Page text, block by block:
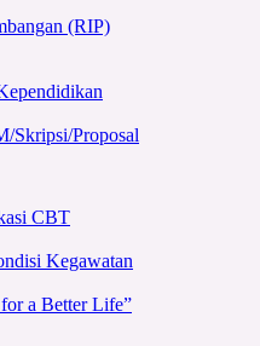
(RIP)
Skripsi/Proposal
CBT
Kegawatan
a Better Life”